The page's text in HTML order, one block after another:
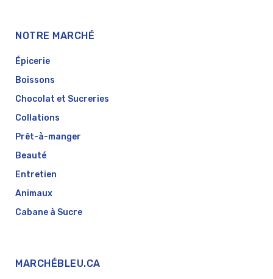
NOTRE MARCHÉ
Épicerie
Boissons
Chocolat et Sucreries
Collations
Prêt-à-manger
Beauté
Entretien
Animaux
Cabane à Sucre
MARCHÉBLEU.CA